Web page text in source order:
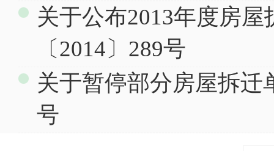
关于公布2013年度房
〔2014〕289号
关于暂停部分房屋拆迁
号